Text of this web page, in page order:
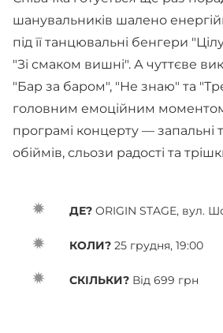
шанувальників шалено
під її танцювальні бенгери
"Зі смаком вишні". А чуттєве
"Бар за баром", "Не знаю" та
головним емоційним
програмі концерту — запальні
обіймів, сльози радості та
ДЕ? ORIGIN STAGE, вул.
КОЛИ? 25 грудня, 19:00
СКІЛЬКИ? Від 699 грн